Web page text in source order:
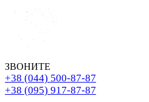
ЗВОНИТЕ
+38 (044) 500-87-87
+38 (095) 917-87-87